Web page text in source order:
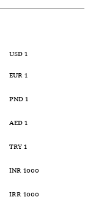
1 USD
1 EUR
1 PND
1 AED
1 TRY
1000 INR
1000 IRR